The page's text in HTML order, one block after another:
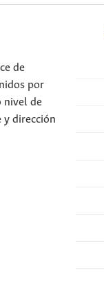
de
por
nivel de
y dirección